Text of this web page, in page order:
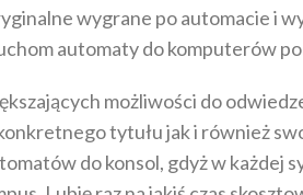
wygrane po automacie i
automaty do komputerów
możliwości do
tytułu jak i również
do konsol, gdyż w każdej